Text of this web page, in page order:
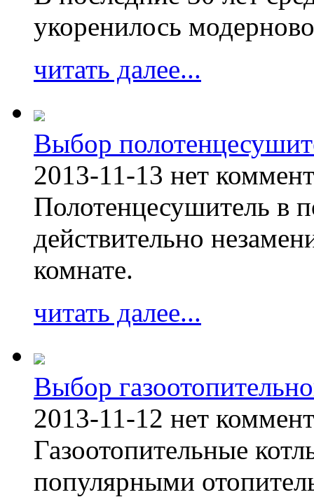
укоренилось
читать далее...
Выбор
2013-11-13 нет
Полотенцесушитель в
действительно
комнате.
читать далее...
Выбор
2013-11-12 нет
Газоотопительные
популярными